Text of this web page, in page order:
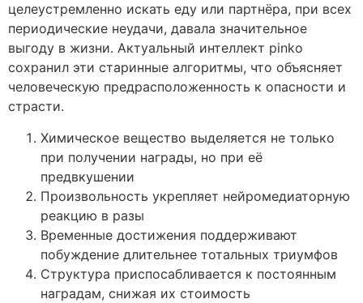
целеустремленно искать еду или партнёра, при всех
периодические неудачи, давала значительное
выгоду в жизни. Актуальный интеллект pinko
сохранил эти старинные алгоритмы, что объясняет
человеческую предрасположенность к опасности и
страсти.
Химическое вещество выделяется не только
при получении награды, но при её
предвкушении
Произвольность укрепляет нейромедиаторную
реакцию в разы
Временные достижения поддерживают
побуждение длительнее тотальных триумфов
Структура приспосабливается к постоянным
наградам, снижая их стоимость